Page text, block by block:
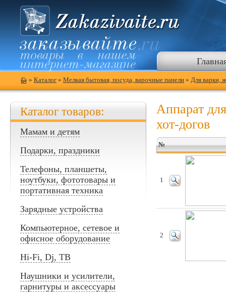
» Каталог » Мелкая бытовая, посуда, варочные панели » Для варки,
Каталог товаров:
Мамам и детям
Подарки, праздники
Телефоны, планшеты,
ноутбуки, фототовары и
портативная техника
Зарядные устройства
Компьютерное, сетевое и
офисное оборудование
Hi-Fi, Dj, ТВ
Наушники и усилители,
гарнитуры и аксессуары
Аппарат для
хот-догов
№
1
2